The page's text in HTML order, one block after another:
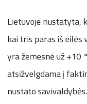
Lietuvoje nustatyta,
kai tris paras iš
yra žemesnė už +10
atsižvelgdama į
nustato savivaldybės.